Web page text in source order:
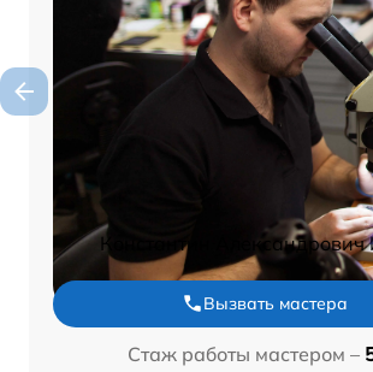
Константин Александрович
Вызвать мастера
Стаж работы мастером –